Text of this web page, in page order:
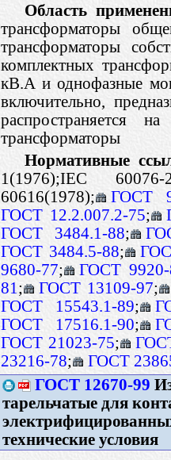
Область
трансформаторы
трансформаторы
комплектных
кВ.А и однофазные
включительно,
распространяется
трансформаторы
Нормативные
1(1976);IEC 60076-
60616(1978);
ГОСТ
ГОСТ 12.2.007.2-75;
ГОСТ 3484.1-88;
ГОСТ 3484.5-88;
9680-77;
ГОСТ 9920-
81 ; ГОСТ 13109-97;
ГОСТ 15543.1-89;
ГОСТ 17516.1-90;
ГОСТ 21023-75;
23216-78;
ГОСТ
ГОСТ 12670-99
тарельчатые для
технические условия